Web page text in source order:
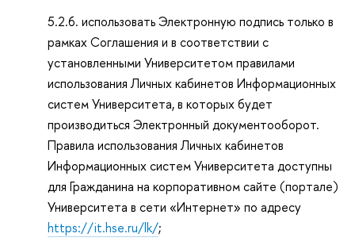
5.2.6. использовать Электронную подпись только в
рамках Соглашения и в соответствии с
установленными Университетом правилами
использования Личных кабинетов Информационных
систем Университета, в которых будет
производиться Электронный документооборот.
Правила использования Личных кабинетов
Информационных систем Университета доступны
для Гражданина на корпоративном сайте (портале)
Университета в сети «Интернет» по адресу
https://it.hse.ru/lk/;